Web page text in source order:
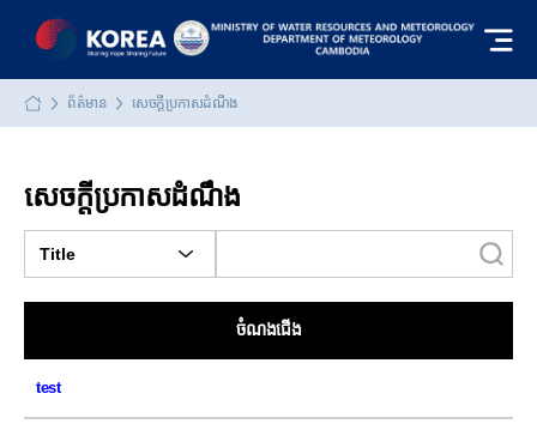
close
ព័ត៌មាន សេចក្ដីប្រកាសដំណឹង
សេចក្ដីប្រកាសដំណឹង
ចំណងជើង
test